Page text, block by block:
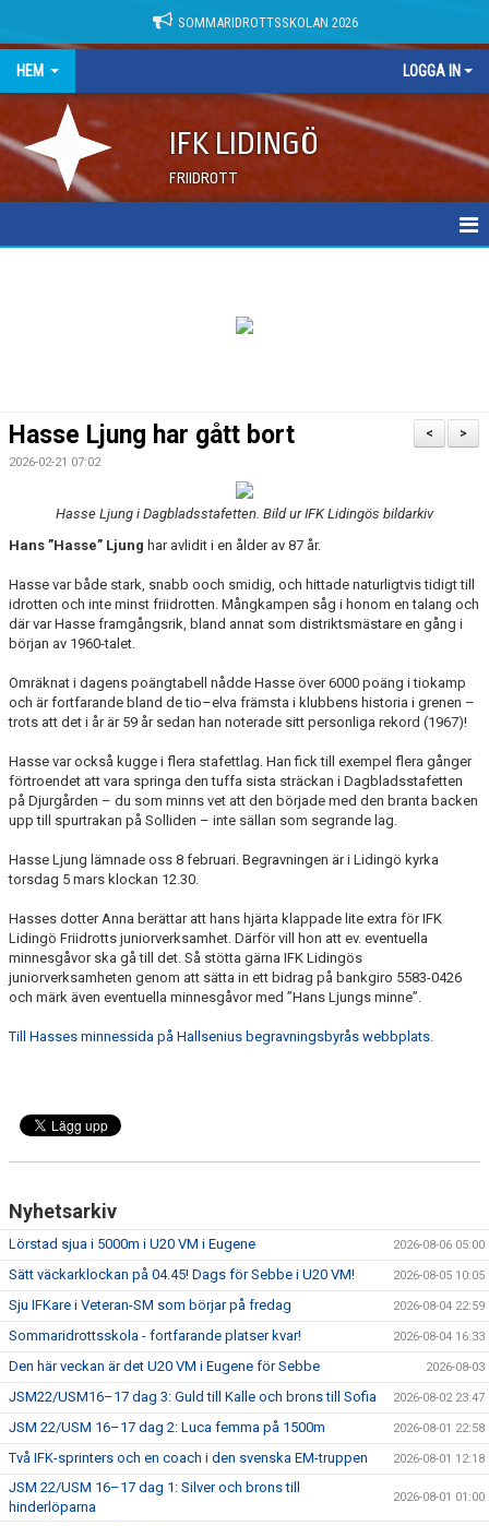
SOMMARIDROTTSSKOLAN 2026
HEM LOGGA IN
IFK LIDINGÖ
FRIIDROTT
>
<
Hasse Ljung har gått bort
2026-02-21 07:02
Hasse Ljung i Dagbladsstafetten. Bild ur IFK Lidingös bildarkiv
Hans ”Hasse” Ljung har avlidit i en ålder av 87 år.
Hasse var både stark, snabb ooch smidig, och hittade naturligtvis tidigt till
idrotten och inte minst friidrotten. Mångkampen såg i honom en talang och
där var Hasse framgångsrik, bland annat som distriktsmästare en gång i
början av 1960-talet.
Omräknat i dagens poängtabell nådde Hasse över 6000 poäng i tiokamp
och är fortfarande bland de tio–elva främsta i klubbens historia i grenen –
trots att det i år är 59 år sedan han noterade sitt personliga rekord (1967)!
Hasse var också kugge i flera stafettlag. Han fick till exempel flera gånger
förtroendet att vara springa den tuffa sista sträckan i Dagbladsstafetten
på Djurgården – du som minns vet att den började med den branta backen
upp till spurtrakan på Solliden – inte sällan som segrande lag.
Hasse Ljung lämnade oss 8 februari. Begravningen är i Lidingö kyrka
torsdag 5 mars klockan 12.30.
Hasses dotter Anna berättar att hans hjärta klappade lite extra för IFK
Lidingö Friidrotts juniorverksamhet. Därför vill hon att ev. eventuella
minnesgåvor ska gå till det. Så stötta gärna IFK Lidingös
juniorverksamheten genom att sätta in ett bidrag på bankgiro 5583-0426
och märk även eventuella minnesgåvor med ”Hans Ljungs minne”.
Till Hasses minnessida på Hallsenius begravningsbyrås webbplats.
Nyhetsarkiv
Lörstad sjua i 5000m i U20 VM i Eugene 2026-08-06 05:00
Sätt väckarklockan på 04.45! Dags för Sebbe i U20 VM! 2026-08-05 10:05
Sju IFKare i Veteran-SM som börjar på fredag 2026-08-04 22:59
Sommaridrottsskola - fortfarande platser kvar! 2026-08-04 16:33
Den här veckan är det U20 VM i Eugene för Sebbe 2026-08-03
JSM22/USM16–17 dag 3: Guld till Kalle och brons till Sofia 2026-08-02 23:47
JSM 22/USM 16–17 dag 2: Luca femma på 1500m 2026-08-01 22:58
Två IFK-sprinters och en coach i den svenska EM-truppen 2026-08-01 12:18
JSM 22/USM 16–17 dag 1: Silver och brons till
hinderlöparna
2026-08-01 01:00